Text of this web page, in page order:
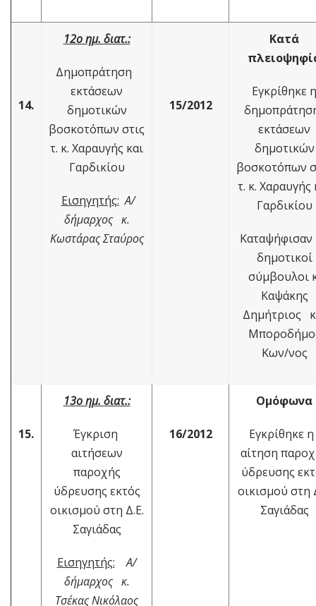
14.
12ο ημ. διατ.:
Δημοπράτηση
εκτάσεων
δημοτικών
βοσκοτόπων στις
τ. κ. Χαραυγής και
Γαρδικίου
Εισηγητής: Α/
δήμαρχος κ.
Κωστάρας Σταύρος
15/2012
Κατά
Εγκρίθηκε η
εκτάσεων
δημοτικών
βοσκοτόπων
τ. κ. Χαραυγής
Γαρδικίου
Καταψήφισαν
δημοτικοί
σύμβουλοι
Καψάκης
Δημήτριος
Κων/νος
15.
13ο ημ. διατ.:
Έγκριση
αιτήσεων
παροχής
ύδρευσης εκτός
οικισμού στη Δ.Ε.
Σαγιάδας
Εισηγητής:
Α/
δήμαρχος κ.
Τσέκας Νικόλαος
16/2012
Ομόφωνα
Εγκρίθηκε
αίτηση
ύδρευσης
οικισμού στη
Σαγιάδας